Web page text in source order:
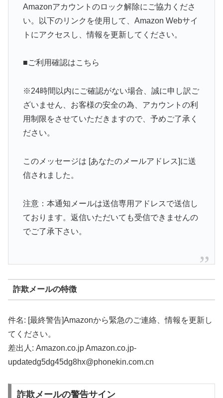
Amazonアカウントのロック解除にご協力くださ
い。以下のリンクを使用して、Amazon Webサイ
トにアクセスし、情報を更新してください。
■ご利用確認はこちら
※24時間以内にご確認がない場合、誠に申し訳ご
ざいません、お客様の安全の為、アカウントの利
用制限をさせていただきますので、予めご了承く
ださい。
このメッセージは [あなたのメールアドレス]に送
信されました。
注意：本通知メールは送信専用アドレスで送信し
ております。返信いただいても受信できませんの
でご了承下さい。
詐欺メールの特徴
件名: [最終警告]Amazonから緊急のご連絡、情報を更新し
てください。
差出人: Amazon.co.jp Amazon.co.jp-
updatedg5dg45dg8hx@phonekin.com.cn
詐欺メールの警告サイン